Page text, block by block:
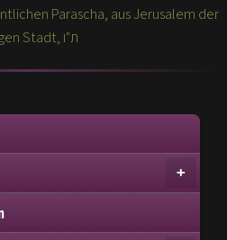
Parascha, aus Jerusalem der
Heiligen Stadt, ת"ו